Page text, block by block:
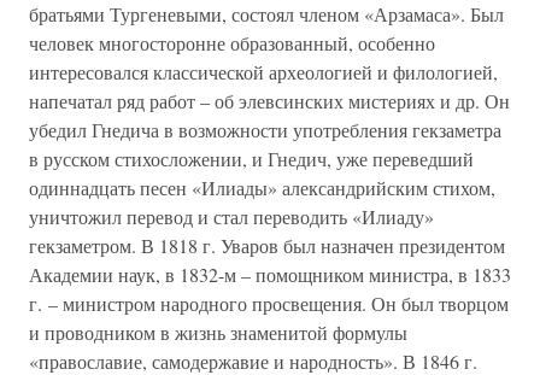
братьями Тургеневыми, состоял членом «Арзамаса». Был
человек многосторонне образованный, особенно
интересовался классической археологией и филологией,
напечатал ряд работ – об элевсинских мистериях и др. Он
убедил Гнедича в возможности употребления гекзаметра
в русском стихосложении, и Гнедич, уже переведший
одиннадцать песен «Илиады» александрийским стихом,
уничтожил перевод и стал переводить «Илиаду»
гекзаметром. В 1818 г. Уваров был назначен президентом
Академии наук, в 1832-м – помощником министра, в 1833
г. – министром народного просвещения. Он был творцом
и проводником в жизнь знаменитой формулы
«православие, самодержавие и народность». В 1846 г.